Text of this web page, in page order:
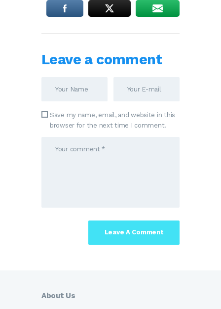
Leave a comment
Save my name, email, and website in this
browser for the next time I comment.
About Us